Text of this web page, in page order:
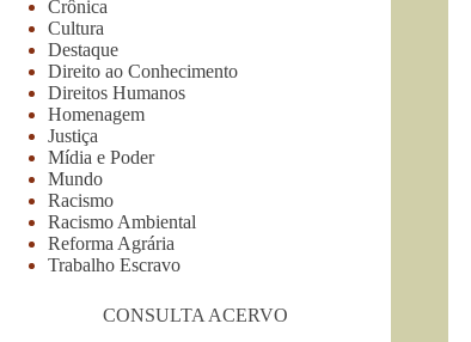
Crônica
Cultura
Destaque
Direito ao Conhecimento
Direitos Humanos
Homenagem
Justiça
Mídia e Poder
Mundo
Racismo
Racismo Ambiental
Reforma Agrária
Trabalho Escravo
CONSULTA ACERVO